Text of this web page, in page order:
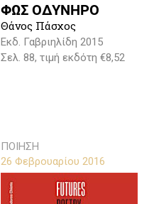
ΦΩΣ ΟΔΥΝΗΡΟ
Θάνος Πάσχος
Εκδ. Γαβριηλίδη 2015
Σελ. 88, τιμή εκδότη €8,52
ΠΟΙΗΣΗ
26 Φεβρουαρίου 2016